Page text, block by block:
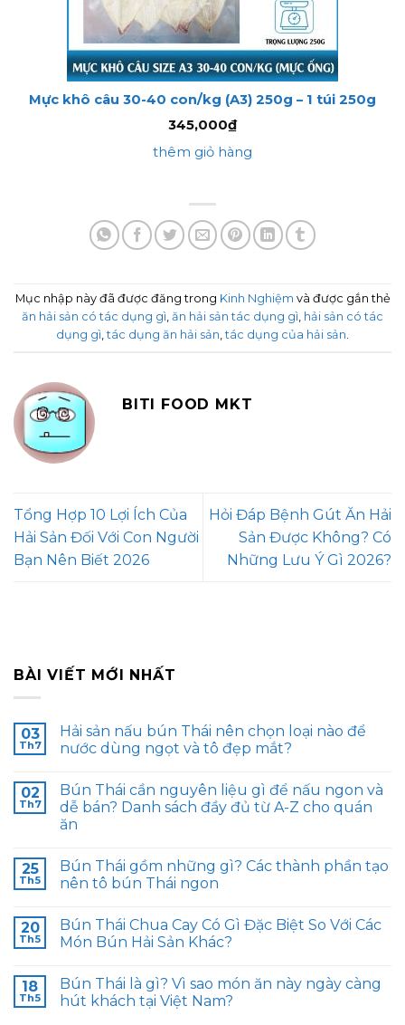
Mực khô câu 30-40 con/kg (A3) 250g – 1 túi 250g
345,000₫
thêm giỏ hàng
Mục nhập này đã được đăng trong Kinh Nghiệm và được gắn thẻ
ăn hải sản có tác dụng gì, ăn hải sản tác dụng gì, hải sản có tác
dụng gì,tác dụng ăn hải sản,tác dụng của hải sản.
BITI FOOD MKT
Tổng Hợp 10 Lợi Ích Của
Hải Sản Đối Với Con Người
Bạn Nên Biết 2026
Hỏi Đáp Bệnh Gút Ăn Hải
Sản Được Không? Có
Những Lưu Ý Gì 2026?
BÀI VIẾT MỚI NHẤT
03
Th7
Hải sản nấu bún Thái nên chọn loại nào để
nước dùng ngọt và tô đẹp mắt?
02
Th7
Bún Thái cần nguyên liệu gì để nấu ngon và
dễ bán? Danh sách đầy đủ từ A-Z cho quán
ăn
25
Th5
Bún Thái gồm những gì? Các thành phần tạo
nên tô bún Thái ngon
20
Th5
Bún Thái Chua Cay Có Gì Đặc Biệt So Với Các
Món Bún Hải Sản Khác?
18
Th5
Bún Thái là gì? Vì sao món ăn này ngày càng
hút khách tại Việt Nam?